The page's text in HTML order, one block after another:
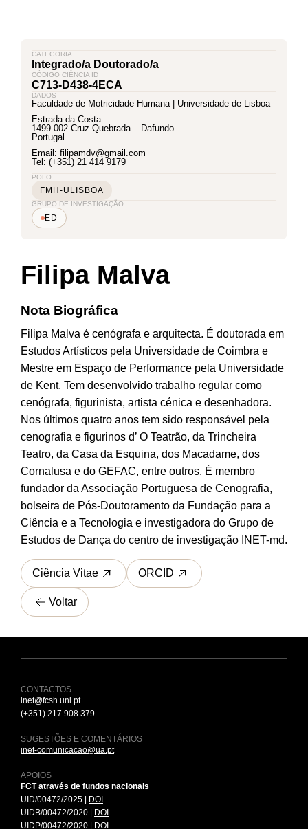
Voltar
CATEGORIA
Integrado/a Doutorado/a
CÓDIGO CIÊNCIA ID
C713-D438-4ECA
DADOS
Faculdade de Motricidade Humana | Universidade de Lisboa
Estrada da Costa
1499-002 Cruz Quebrada – Dafundo
Portugal
Email: filipamdv@gmail.com
Tel: (+351) 21 414 9179
POLO
FMH-ULISBOA
GRUPO DE INVESTIGAÇÃO
ED
Filipa Malva
Nota Biográfica
Filipa Malva é cenógrafa e arquitecta. É doutorada em
Estudos Artísticos pela Universidade de Coimbra e
Mestre em Espaço de Performance pela Universidade
de Kent. Tem desenvolvido trabalho regular como
cenógrafa, figurinista, artista cénica e desenhadora.
Nos últimos quatro anos tem sido responsável pela
cenografia e figurinos d’ O Teatrão, da Trincheira
Teatro, da Casa da Esquina, dos Macadame, dos
Cornalusa e do GEFAC, entre outros. É membro
fundador da Associação Portuguesa de Cenografia,
bolseira de Pós-Doutoramento da Fundação para a
Ciência e a Tecnologia e investigadora do Grupo de
Estudos de Dança do centro de investigação INET-md.
Ciência Vitae ORCID
CONTACTOS
inet@fcsh.unl.pt
(+351) 217 908 379
SUGESTÕES E COMENTÁRIOS
inet-comunicacao@ua.pt
APOIOS
FCT através de fundos nacionais
UID/00472/2025 |
DOI
UIDB/00472/2020 |
DOI
UIDP/00472/2020 |
DOI